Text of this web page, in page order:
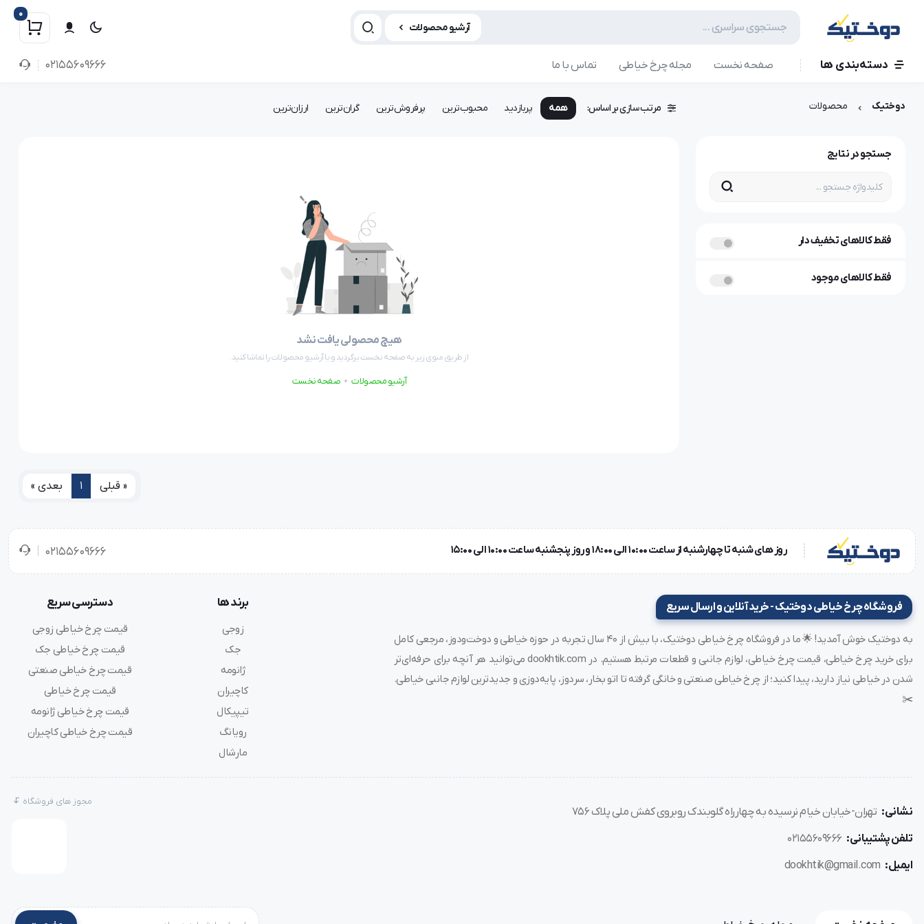
آرشیو محصولات
0
دسته‌بندی ها صفحه نخست مجله چرخ خیاطی تماس با ما 02155609666
دوختیک محصولات
جستجو در نتایج
فقط کالاهای تخفیف دار
فقط کالاهای موجود
مرتب سازی بر اساس: همه پربازدید محبوب‌ترین پرفروش‌ترین گران‌ترین ارزان‌ترین
هیچ محصولی یافت نشد
از طریق منوی زیر به صفحه نخست برگردید و یا آرشیو محصولات را تماشا کنید.
آرشیو محصولات صفحه نخست
« قبلی 1 بعدی »
روز های شنبه تا چهارشنبه از ساعت 10:00 الی 18:00 و روز پنجشنبه ساعت 10:00 الی 15:00 02155609666
فروشگاه چرخ خیاطی دوختیک - خرید آنلاین و ارسال سریع
به دوختیک خوش آمدید! 🌟 ما در فروشگاه چرخ خیاطی دوختیک، با بیش از ۴۰ سال تجربه در حوزه خیاطی و دوخت‌ودوز، مرجعی کامل
برای خرید چرخ خیاطی، قیمت چرخ خیاطی، لوازم جانبی و قطعات مرتبط هستیم. در dookhtik.com می‌توانید هر آنچه برای حرفه‌ای‌تر
شدن در خیاطی نیاز دارید، پیدا کنید؛ از چرخ خیاطی صنعتی و خانگی گرفته تا اتو بخار، سردوز، پایه‌دوزی و جدیدترین لوازم جانبی خیاطی.
✂️
برند ها
زوجی
جک
ژانومه
کاچیران
تیپیکال
رویانگ
مارشال
دسترسی سریع
قیمت چرخ خیاطی زوجی
قیمت چرخ خیاطی جک
قیمت چرخ خیاطی صنعتی
قیمت چرخ خیاطی
قیمت چرخ خیاطی ژانومه
قیمت چرخ خیاطی کاچیران
نشانی: تهران-خیابان خیام نرسیده به چهارراه گلوبندک روبروی کفش ملی پلاک 756
تلفن پشتیبانی: 02155609666
ایمیل: dookhtik@gmail.com
مجوز های فروشگاه